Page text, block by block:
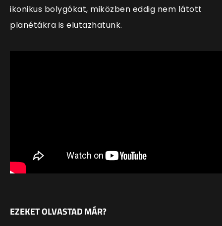
ikonikus bolygókat, miközben eddig nem látott
planétákra is elutazhatunk.
EZEKET OLVASTAD MÁR?